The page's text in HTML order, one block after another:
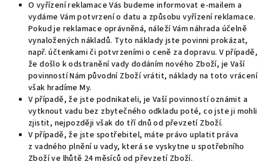
O vyřízení reklamace Vás budeme informovat e-mailem a
vydáme Vám potvrzení o datu a způsobu vyřízení reklamace.
Pokud je reklamace oprávněná, náleží Vám náhrada účelně
vynaložených nákladů. Tyto náklady jste povinni prokázat,
např. účtenkami či potvrzeními o ceně za dopravu. V případě,
že došlo k odstranění vady dodáním nového Zboží, je Vaší
povinností Nám původní Zboží vrátit, náklady na toto vrácení
však hradíme My.
V případě, že jste podnikateli, je Vaší povinností oznámit a
vytknout vadu bez zbytečného odkladu poté, co jste ji mohli
zjistit, nejpozději však do tří dnů od převzetí Zboží.
V případě, že jste spotřebitel, máte právo uplatit práva
z vadného plnění u vady, která se vyskytne u spotřebního
Zboží ve lhůtě 24 měsíců od převzetí Zboží.